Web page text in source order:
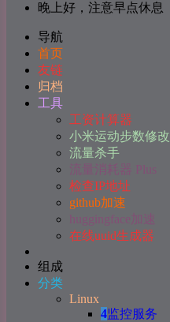
晚上好，注意早点休息
导航
首页
友链
归档
工具
工资计算器
小米运动步数修改
流量杀手
流量消耗器 Plus
检查IP地址
github加速
huggingface加速
在线uuid生成器
组成
分类
Linux
4监控服务